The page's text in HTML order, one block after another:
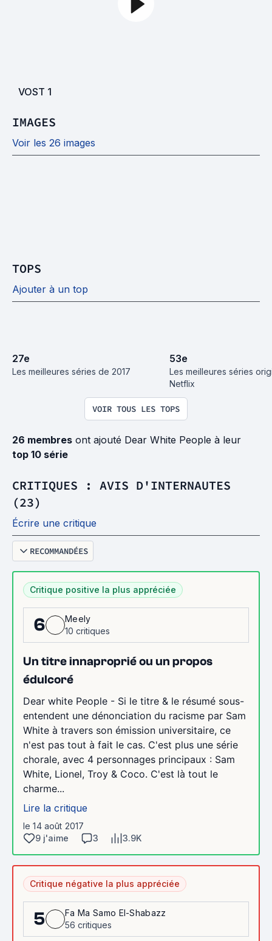
VOST 1
IMAGES
Voir les 26 images
TOPS
Ajouter à un top
27e
Les meilleures séries de 2017
53e
Les meilleures séries
Netflix
VOIR TOUS LES TOPS
26 membres ont ajouté Dear White People à leur
top 10 série
CRITIQUES : AVIS D'INTERNAUTES
(23)
Écrire une critique
RECOMMANDÉES
Critique positive la plus appréciée
6
Meely
10 critiques
Un titre innaproprié ou un propos
édulcoré
Dear white People - Si le titre & le résumé sous-
entendent une dénonciation du racisme par Sam
White à travers son émission universitaire, ce
n'est pas tout à fait le cas. C'est plus une série
chorale, avec 4 personnages principaux : Sam
White, Lionel, Troy & Coco. C'est là tout le
charme...
Lire la critique
le 14 août 2017
9 j'aime
3 3.9K
Critique négative la plus appréciée
5
Fa Ma Samo El-Shabazz
56 critiques